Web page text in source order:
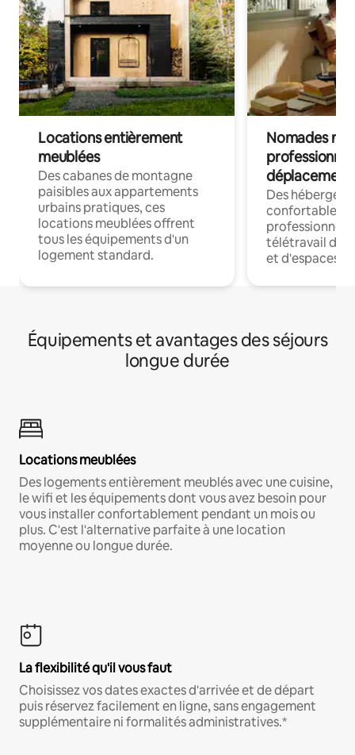
Locations entièrement
meublées
Des cabanes de montagne
paisibles aux appartements
urbains pratiques, ces
locations meublées offrent
tous les équipements d'un
logement standard.
Nomades
déplacement
Des
confortables
professionnels
télétravail
et d'espaces
Équipements et avantages des séjours
longue durée
Locations meublées
Des logements entièrement meublés avec une cuisine,
le wifi et les équipements dont vous avez besoin pour
vous installer confortablement pendant un mois ou
plus. C'est l'alternative parfaite à une location
moyenne ou longue durée.
La flexibilité qu'il vous faut
Choisissez vos dates exactes d'arrivée et de départ
puis réservez facilement en ligne, sans engagement
supplémentaire ni formalités administratives.*